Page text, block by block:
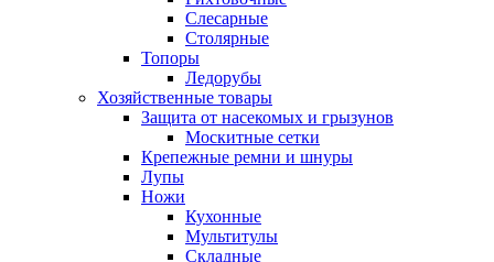
Слесарные
Столярные
Топоры
Ледорубы
Хозяйственные товары
Защита от насекомых и грызунов
Москитные сетки
Крепежные ремни и шнуры
Лупы
Ножи
Кухонные
Мультитулы
Складные